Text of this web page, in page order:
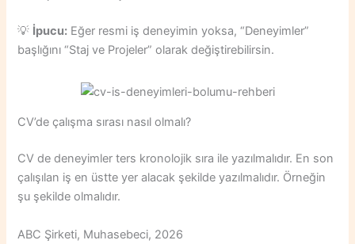
💡 İpucu: Eğer resmi iş deneyimin yoksa, “Deneyimler”
başlığını “Staj ve Projeler” olarak değiştirebilirsin.
CV’de çalışma sırası nasıl olmalı?
CV de deneyimler ters kronolojik sıra ile yazılmalıdır. En son
çalışılan iş en üstte yer alacak şekilde yazılmalıdır. Örneğin
şu şekilde olmalıdır.
ABC Şirketi, Muhasebeci, 2026